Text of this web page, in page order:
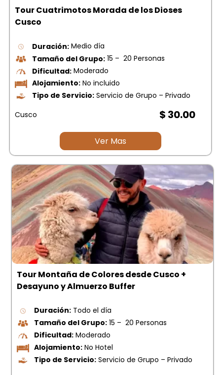
Tour Cuatrimotos Morada de los Dioses
Cusco
Duración: Medio día
Tamaño del Grupo: 15 – 20 Personas
Dificultad: Moderado
Alojamiento: No incluido
Tipo de Servicio: Servicio de Grupo – Privado
Cusco
$ 30.00
Ver Mas
Tour Montaña de Colores desde Cusco +
Desayuno y Almuerzo Buffer
Duración: Todo el día
Tamaño del Grupo: 15 – 20 Personas
Dificultad: Moderado
Alojamiento: No Hotel
Tipo de Servicio: Servicio de Grupo – Privado